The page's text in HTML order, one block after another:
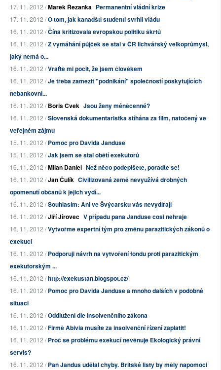
17. 11. 2012 /Marek Řezanka Permanentní vládní krize
17. 11. 2012 /O tom, jak kanadští studenti svrhli vládu
16. 11. 2012 /Čína kritizovala evropskou politiku škrtů
16. 11. 2012 /Z vymáhání půjček se stal v ČR lichvářský velkoprůmysl,
jaký nemá o...
16. 11. 2012 /Vraťte mi pocit, že jsem člověkem
16. 11. 2012 /Je třeba zamezit "podnikání" společností poskytujících
nebankovní...
16. 11. 2012 /Boris Cvek Jsou ženy méněcenné?
16. 11. 2012 /Slovenská dokumentaristka stíhána za film, natočený ve
veřejném zájmu
15. 11. 2012 /Pomoc pro Davida Janduse
15. 11. 2012 /Jak jsem se stal obětí exekutorů
16. 11. 2012 /Milan Daniel Než něco podepíšete, poraďte se!
16. 11. 2012 /Jan Čulík Civilizovaná země nevyužívá drobných
opomenutí občanů k jejich vydí...
16. 11. 2012 /Souhlasím: Ani ve Švýcarsku vás nevydírají
16. 11. 2012 /Jiří Jírovec V případu pana Janduse cosi nehraje
16. 11. 2012 /Vytvořme expertní tým pro změnu parazitických zákonů o
exekuci
16. 11. 2012 /Podporuji návrh na vytvoření fondu proti parazitickým
exekutorským ...
16. 11. 2012 /http://exekustan.blogspot.cz/
16. 11. 2012 /Pomoc pro Davida Janduse a mnoho dalších v podobné
situaci
16. 11. 2012 /Oddlužení dle insolvenčního zákona
16. 11. 2012 /Firmě Abivia musíte za insolvenční řízení zaplatit!
16. 11. 2012 /Proč se problému exekucí nevěnuje Ekologický právní
servis?
16. 11. 2012 /Pan Jandus udělal chyby. Britské listy by měly napomoci